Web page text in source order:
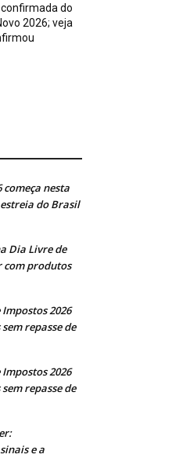
do
2026; veja
começa nesta
do Brasil
Dia Livre de
com produtos
2026
repasse de
2026
repasse de
e a